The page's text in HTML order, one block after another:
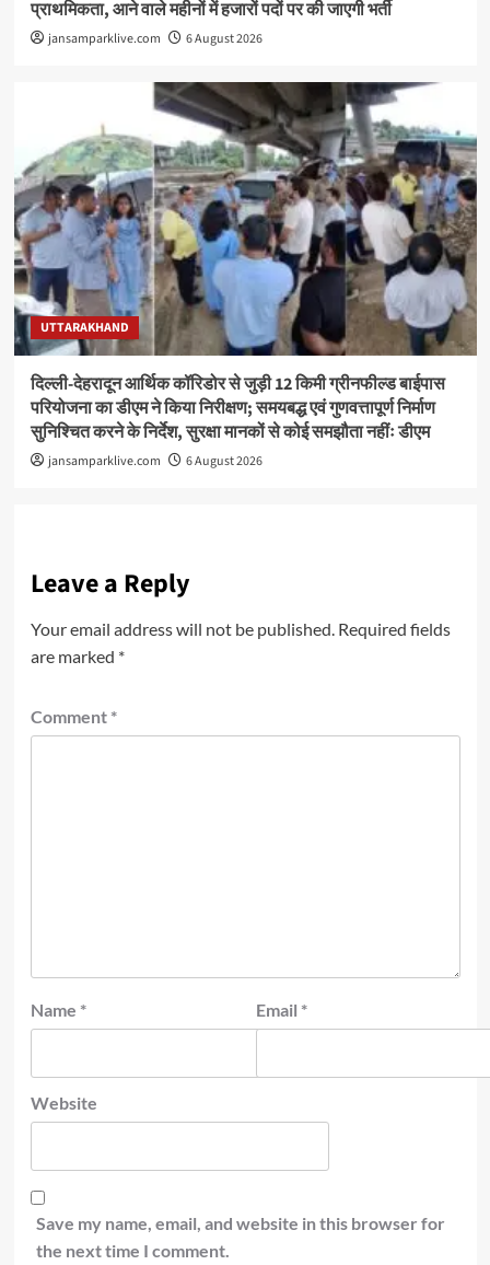
प्राथमिकता, आने वाले महीनों में हजारों पदों पर की जाएगी भर्ती
jansamparklive.com 6 August 2026
UTTARAKHAND
दिल्ली-देहरादून आर्थिक कॉरिडोर से जुड़ी 12 किमी ग्रीनफील्ड बाईपास
परियोजना का डीएम ने किया निरीक्षण; समयबद्ध एवं गुणवत्तापूर्ण निर्माण
सुनिश्चित करने के निर्देश, सुरक्षा मानकों से कोई समझौता नहींः डीएम
jansamparklive.com 6 August 2026
Leave a Reply
Your email address will not be published. Required fields
are marked *
Comment *
Name * Email *
Website
Save my name, email, and website in this browser for
the next time I comment.